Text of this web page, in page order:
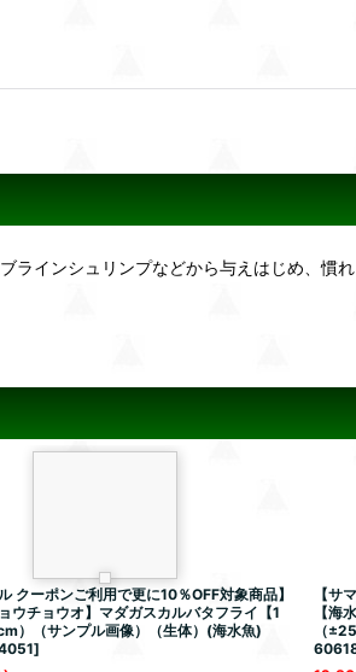
インシュリンプなどから与えはじめ、慣
クーポンご利用で更に10％OFF対象商品】
ウチョウオ】マダガスカルバタフライ【1
）（サンプル画像）（生体）(海水魚)
]
【サ
【海
（